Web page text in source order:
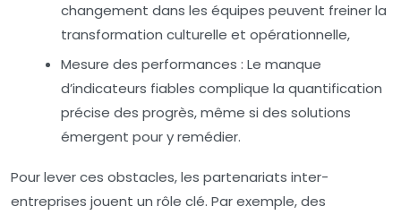
changement dans les équipes peuvent freiner la
transformation culturelle et opérationnelle,
Mesure des performances : Le manque
d’indicateurs fiables complique la quantification
précise des progrès, même si des solutions
émergent pour y remédier.
Pour lever ces obstacles, les partenariats inter-
entreprises jouent un rôle clé. Par exemple, des